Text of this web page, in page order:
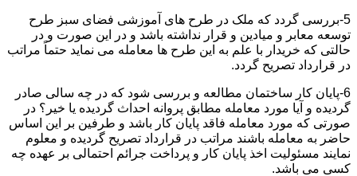
5-بررسی گردد که ملک در طرح های آموزشی فضای سبز طرح
توسعه معابر و میادین و قرار نداشته باشد و در این صورت و در
حالتی که خریدار با علم به این طرح ها معامله می نماید حتماً مراتب
در قرارداد تصریح گردد.
6-پایان کار ساختمان مطالعه و بررسی شود که در چه سالی صادر
گردیده و آیا مورد معامله مطابق پروانه احداث گردیده یا خیر؟ در
صورتی که مورد معامله فاقد پایان کار باشد و طرفین بر این اساس
حاضر به معامله باشند مراتب در قرارداد تصریح گردیده و معلوم
نمایند مسئولیت اخذ پایان کار و پرداخت جرائم احتمالی بر عهده چه
کسی می باشد.